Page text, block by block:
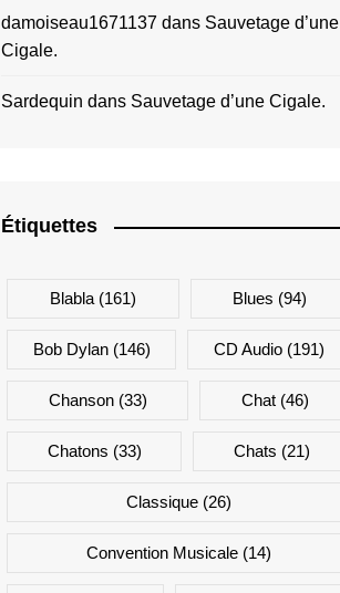
damoiseau1671137 dans Sauvetage d’une
Cigale.
Sardequin dans Sauvetage d’une Cigale.
Étiquettes
Blabla(161) Blues (94)
Bob Dylan(146) CD Audio(191)
Chanson(33) Chat(46)
Chatons (33) Chats (21)
Classique(26)
Convention Musicale(14)